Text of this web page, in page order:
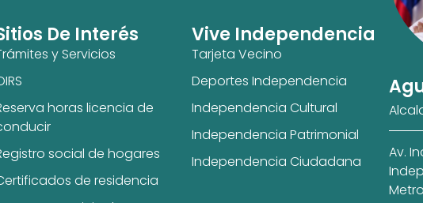
De Interés
y Servicios
horas licencia de
social de hogares
de residencia
Vive Independencia
Tarjeta Vecino
Deportes Independencia
Independencia Cultural
Independencia Patrimonial
Independencia Ciudadana
Av.